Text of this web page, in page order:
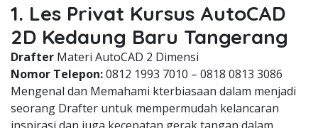
1. Les Privat Kursus AutoCAD
2D Kedaung Baru Tangerang
Drafter Materi AutoCAD 2 Dimensi
Nomor Telepon:0812 1993 7010 – 0818 0813 3086
Mengenal dan Memahami kterbiasaan dalam menjadi
seorang Drafter untuk mempermudah kelancaran